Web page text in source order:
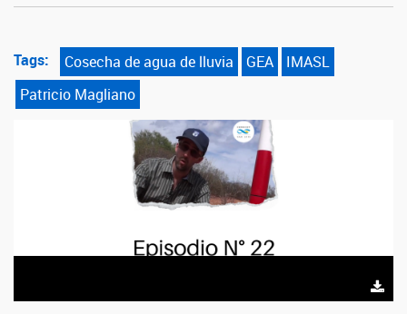
Tags: Cosecha de agua de lluvia GEA
IMASL
Patricio Magliano